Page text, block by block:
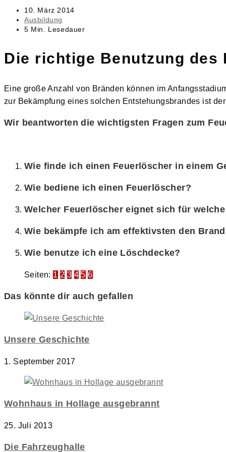
Beitrag
veröffentlicht:
10. März 2014
Beitrags-
Kategorie:
Ausbildung
Lesedauer:
5 Min. Lesedauer
Die richtige Benutzung des
Eine große Anzahl von Bränden können im
zur Bekämpfung eines solchen Entstehungsbrandes ist
Wir beantworten die wichtigsten Fragen zum
Wie finde ich einen Feuerlöscher in einem
Wie bediene ich einen Feuerlöscher?
Welcher Feuerlöscher eignet sich für
Wie bekämpfe ich am effektivsten den
Wie benutze ich eine Löschdecke?
Seiten: 1 2 3 4 5 6
Das könnte dir auch gefallen
Unsere Geschichte
1. September 2017
Wohnhaus in Hollage ausgebrannt
25. Juli 2013
Die Fahrzeughalle